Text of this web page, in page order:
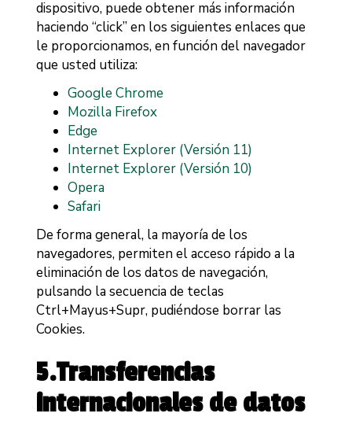
dispositivo, puede obtener más información
haciendo “click” en los siguientes enlaces que
le proporcionamos, en función del navegador
que usted utiliza:
Google Chrome
Mozilla Firefox
Edge
Internet Explorer (Versión 11)
Internet Explorer (Versión 10)
Opera
Safari
De forma general, la mayoría de los
navegadores, permiten el acceso rápido a la
eliminación de los datos de navegación,
pulsando la secuencia de teclas
Ctrl+Mayus+Supr, pudiéndose borrar las
Cookies.
5.Transferencias
internacionales de datos